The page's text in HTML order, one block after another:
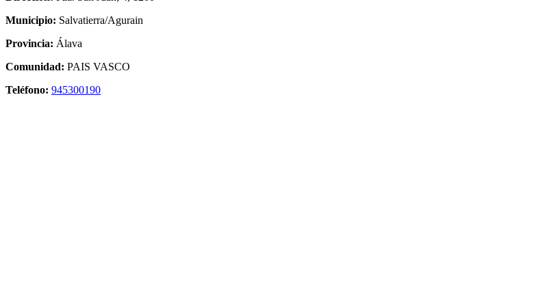
Municipio: Salvatierra/Agurain
Provincia: Álava
Comunidad: PAIS VASCO
Teléfono: 945300190